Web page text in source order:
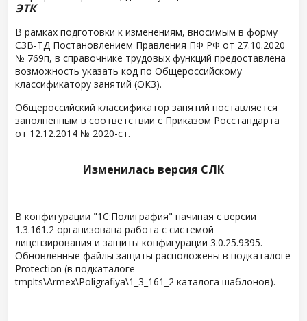
ЭТК
В рамках подготовки к изменениям, вносимым в форму
СЗВ-ТД Постановлением Правления ПФ РФ от 27.10.2020
№ 769п, в справочнике трудовых функций предоставлена
возможность указать код по Общероссийскому
классификатору занятий (ОКЗ).
Общероссийский классификатор занятий поставляется
заполненным в соответствии с Приказом Росстандарта
от 12.12.2014 № 2020-ст.
Изменилась версия СЛК
В конфигурации "1С:Полиграфия" начиная с версии
1.3.161.2 организована работа с системой
лицензирования и защиты конфигурации 3.0.25.9395.
Обновленные файлы защиты расположены в подкаталоге
Protection (в подкаталоге
tmplts\Armex\Poligrafiya\1_3_161_2 каталога шаблонов).